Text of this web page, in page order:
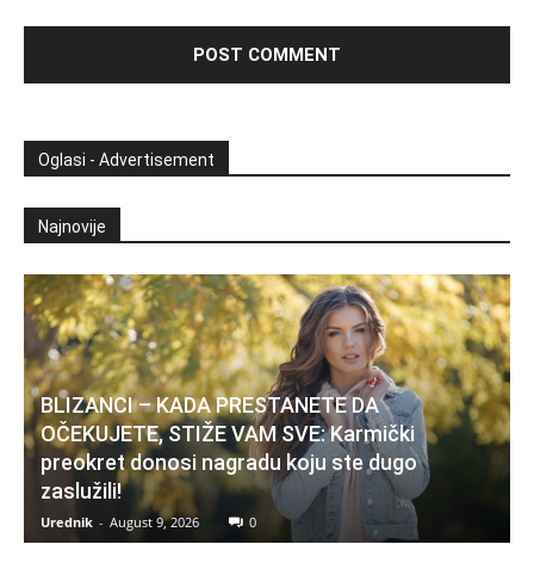
Oglasi - Advertisement
Najnovije
BLIZANCI – KADA PRESTANETE DA
OČEKUJETE, STIŽE VAM SVE: Karmički
preokret donosi nagradu koju ste dugo
zaslužili!
Urednik - August 9, 2026 0